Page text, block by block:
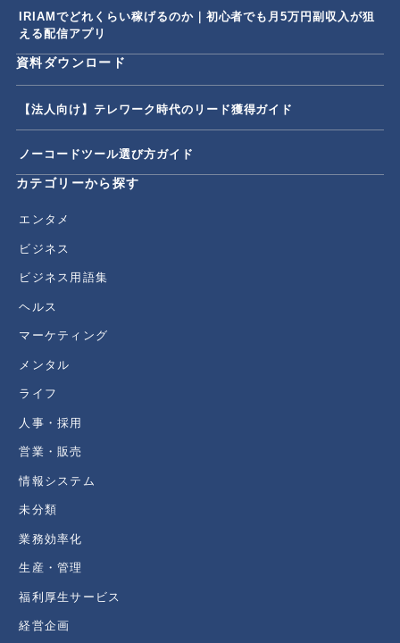
IRIAMでどれくらい稼げるのか｜初心者でも月5万円副収入が狙
える配信アプリ
資料ダウンロード
【法人向け】テレワーク時代のリード獲得ガイド
ノーコードツール選び方ガイド
カテゴリーから探す
エンタメ
ビジネス
ビジネス用語集
ヘルス
マーケティング
メンタル
ライフ
人事・採用
営業・販売
情報システム
未分類
業務効率化
生産・管理
福利厚生サービス
経営企画